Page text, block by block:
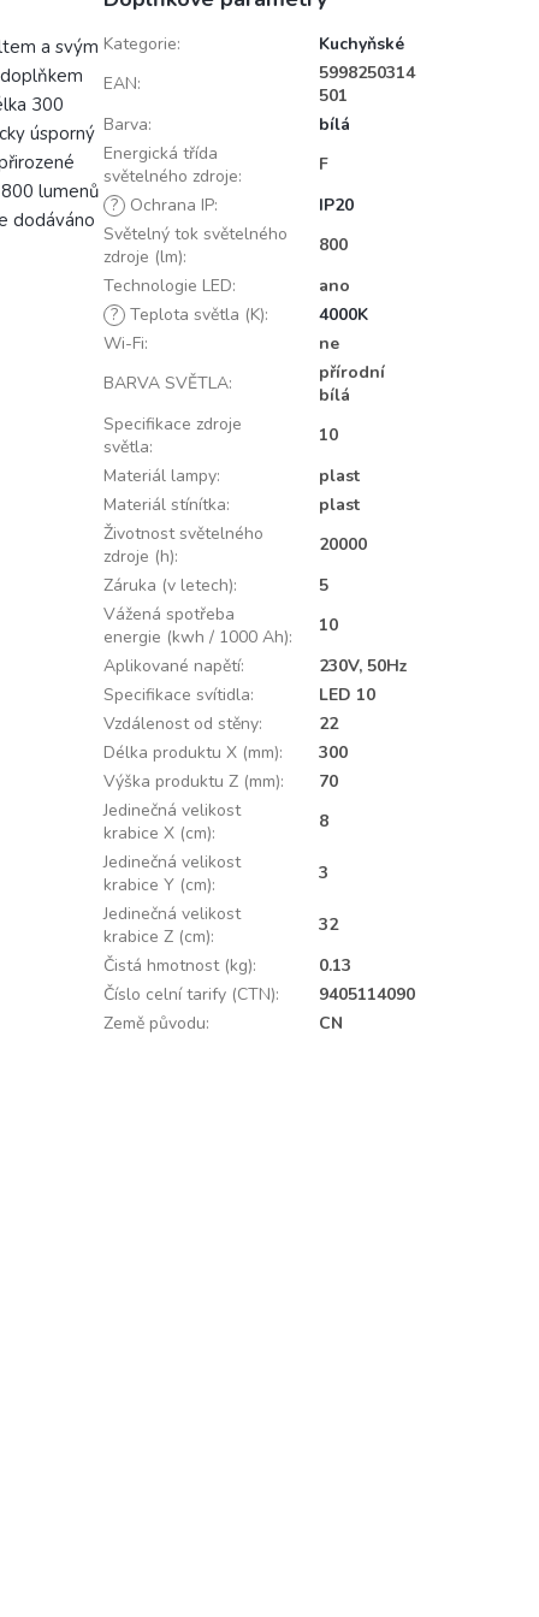
a svým
300
úsporný
lumenů
dodáváno
Kategorie:
Kuchyňské
EAN:
5998250314
501
Barva:
bílá
Energická třída
světelného zdroje:
F
? Ochrana IP:
IP20
Světelný tok světelného
zdroje (lm):
800
Technologie LED:
ano
? Teplota světla (K):
4000K
Wi-Fi:
ne
BARVA SVĚTLA:
přírodní
bílá
Specifikace zdroje
světla:
10
Materiál lampy:
plast
Materiál stínítka:
plast
Životnost světelného
zdroje (h):
20000
Záruka (v letech):
5
Vážená spotřeba
energie (kwh / 1000 Ah):
10
Aplikované napětí:
230V, 50Hz
Specifikace svítidla:
LED 10
Vzdálenost od stěny:
22
Délka produktu X (mm):
300
Výška produktu Z (mm):
70
Jedinečná velikost
krabice X (cm):
8
Jedinečná velikost
krabice Y (cm):
3
Jedinečná velikost
krabice Z (cm):
32
Čistá hmotnost (kg):
0.13
Číslo celní tarify (CTN):
9405114090
Země původu: CN